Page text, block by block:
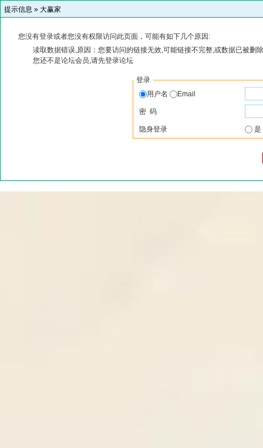
提示信息 » 大赢家
您没有登录或者您没有权限访问此页面，可能有如下几个原因:
读取数据错误,原因：您要访问的链接无效,可能链接不完整,或数据已被删
您还不是论坛会员,请先登录论坛
登录
用户名
Email
密 码
隐身登录